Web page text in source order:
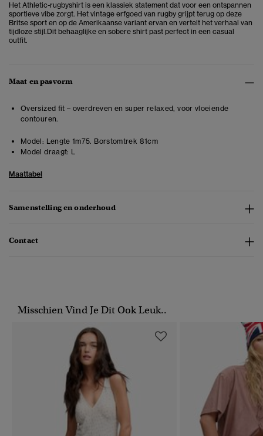
Het Athletic-rugbyshirt is een klassiek statement dat voor een ontspannen
sportieve vibe zorgt. Het vintage erfgoed van rugby grijpt terug op deze
Britse sport en op de Amerikaanse variant ervan en vertelt het verhaal van
tijdloze stijl.Dit behaaglijke en sobere shirt past perfect in een casual
outfit.
Maat en pasvorm
Oversized fit – overdreven en super relaxed, voor vloeiende
contouren.
Model: Lengte 1m75. Borstomtrek 81cm
Model draagt: L
Maattabel
Samenstelling en onderhoud
Contact
Misschien Vind Je Dit Ook Leuk..